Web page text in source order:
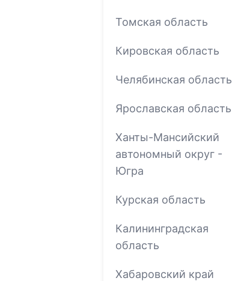
Томская область
Кировская область
Челябинская область
Ярославская область
Ханты-Мансийский
автономный округ -
Югра
Курская область
Калининградская
область
Хабаровский край